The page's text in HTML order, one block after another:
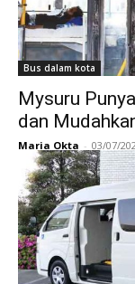
Bus dalam kota
Mysuru
dan
Maria Okta - 03/07/